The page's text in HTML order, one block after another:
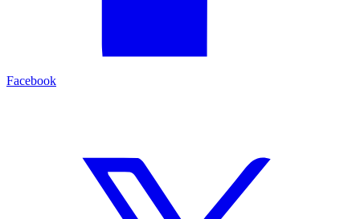
Facebook